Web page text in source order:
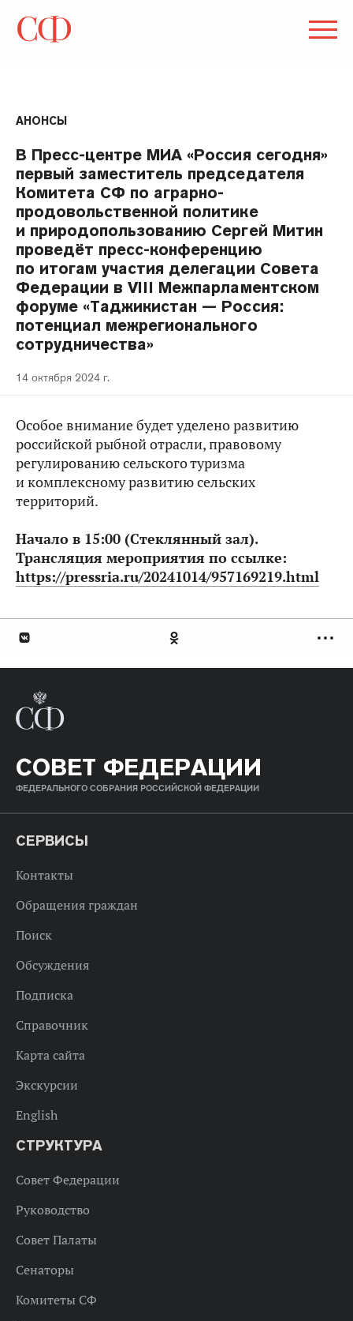
АНОНСЫ
В Пресс-центре МИА «Россия сегодня»
первый заместитель председателя
Комитета СФ по аграрно-
продовольственной политике
и природопользованию Сергей Митин
проведёт пресс-конференцию
по итогам участия делегации Совета
Федерации в VIII Межпарламентском
форуме «Таджикистан — Россия:
потенциал межрегионального
сотрудничества»
14 октября 2024 г.
Особое внимание будет уделено развитию
российской рыбной отрасли, правовому
регулированию сельского туризма
и комплексному развитию сельских
территорий.
Начало в 15:00 (Стеклянный зал).
Трансляция мероприятия по ссылке:
https://pressria.ru/20241014/957169219.html
СОВЕТ ФЕДЕРАЦИИ
ФЕДЕРАЛЬНОГО СОБРАНИЯ РОССИЙСКОЙ ФЕДЕРАЦИИ
СЕРВИСЫ
Контакты
Обращения граждан
Поиск
Обсуждения
Подписка
Справочник
Карта сайта
Экскурсии
English
СТРУКТУРА
Совет Федерации
Руководство
Совет Палаты
Сенаторы
Комитеты СФ